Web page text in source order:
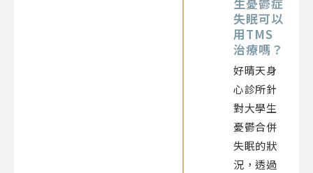
失眠可以
用TMS
治療嗎？
好晴天身
心診所針
對大學生
憂鬱合併
失眠的狀
況，透過